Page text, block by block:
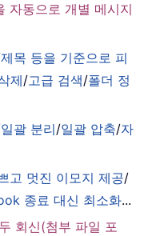
자동으로 개별 메시지
제목 등을 기준으로 피
제/고급 검색/폴더 정
일괄 분리/일괄 압축/자
고 멋진 이모지 제공/
종료 대신 최소화...
회신(첨부 파일 포